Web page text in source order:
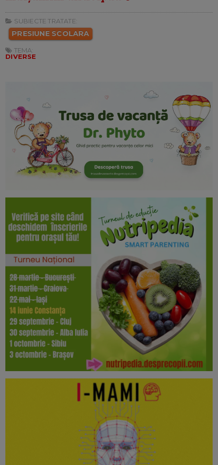
SUBIECTE TRATATE:
PRESIUNE SCOLARA
TEMA:
DIVERSE